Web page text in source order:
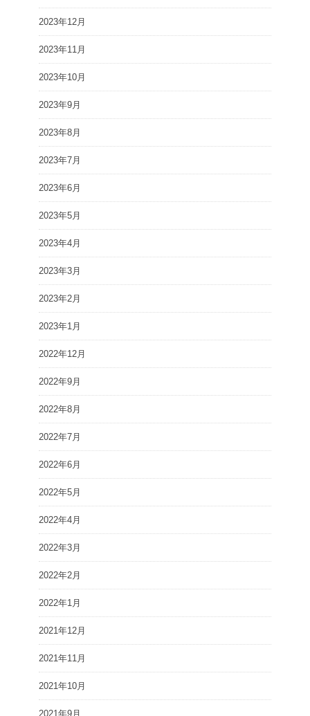
2023年12月
2023年11月
2023年10月
2023年9月
2023年8月
2023年7月
2023年6月
2023年5月
2023年4月
2023年3月
2023年2月
2023年1月
2022年12月
2022年9月
2022年8月
2022年7月
2022年6月
2022年5月
2022年4月
2022年3月
2022年2月
2022年1月
2021年12月
2021年11月
2021年10月
2021年9月